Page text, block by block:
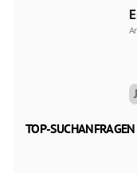
TOP-SUCHANFRAGEN